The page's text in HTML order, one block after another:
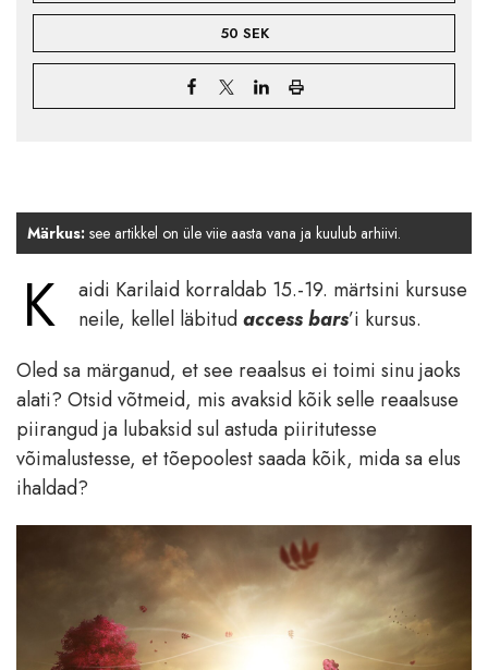
50 SEK
Märkus: see artikkel on üle viie aasta vana ja kuulub arhiivi.
K
aidi Karilaid korraldab 15.-19. märtsini kursuse
neile, kellel läbitudaccess bars’i kursus.
Oled sa märganud, et see reaalsus ei toimi sinu jaoks
alati? Otsid võtmeid, mis avaksid kõik selle reaalsuse
piirangud ja lubaksid sul astuda piiritutesse
võimalustesse, et tõepoolest saada kõik, mida sa elus
ihaldad?